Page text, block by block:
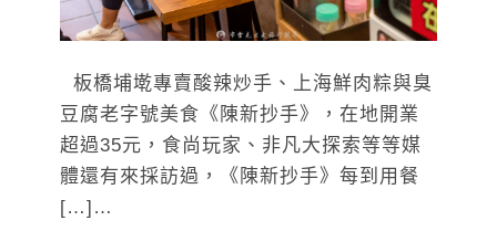
板橋埔墘專賣酸辣炒手、上海鮮肉粽與臭
豆腐老字號美食《陳新抄手》，在地開業
超過35元，食尚玩家、非凡大探索等等媒
體還有來採訪過，《陳新抄手》每到用餐
[…]…